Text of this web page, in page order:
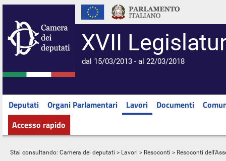
XVII
dal 15/03/2013 - al 22/03/2018
Deputati Organi Parlamentari Lavori Documenti
Accesso rapido
Stai consultando: Camera dei deputati > Lavori > Resoconti > Resoconti